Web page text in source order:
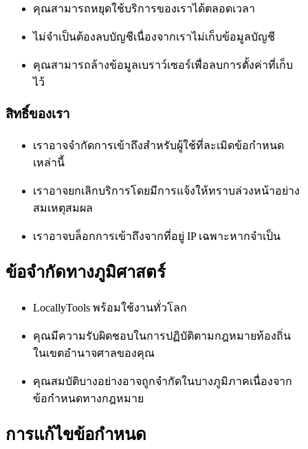
คุณสามารถหยุดใช้บริการของเราได้ตลอดเวลา
ไม่จำเป็นต้องลบบัญชีเนื่องจากเราไม่เก็บข้อมูลบัญชี
คุณสามารถล้างข้อมูลเบราว์เซอร์เพื่อลบการตั้งค่าที่เก็บ
ไว้
สิทธิ์ของเรา
เราอาจจำกัดการเข้าถึงสำหรับผู้ใช้ที่ละเมิดข้อกำหนด
เหล่านี้
เราอาจยกเลิกบริการโดยมีการแจ้งให้ทราบล่วงหน้าอย่าง
สมเหตุสมผล
เราอาจบล็อกการเข้าถึงจากที่อยู่ IP เฉพาะหากจำเป็น
ข้อจำกัดทางภูมิศาสตร์
LocallyTools พร้อมใช้งานทั่วโลก
คุณมีความรับผิดชอบในการปฏิบัติตามกฎหมายท้องถิ่น
ในเขตอำนาจศาลของคุณ
คุณสมบัติบางอย่างอาจถูกจำกัดในบางภูมิภาคเนื่องจาก
ข้อกำหนดทางกฎหมาย
การแก้ไขข้อกำหนด